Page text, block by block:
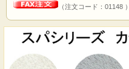
（注文コード：01148 ）